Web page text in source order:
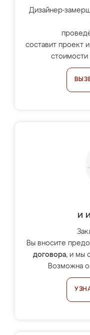
Дизайнер-
составит проект
и
Вы вносите
договора, и мы
Возможна